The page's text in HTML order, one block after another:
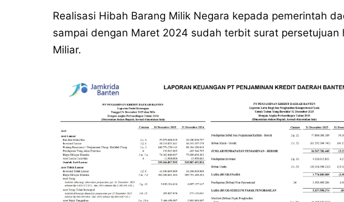
Realisasi Hibah Barang Milik Negara kepada pemerintah
sampai dengan Maret 2024 sudah terbit surat persetujuan
Miliar.